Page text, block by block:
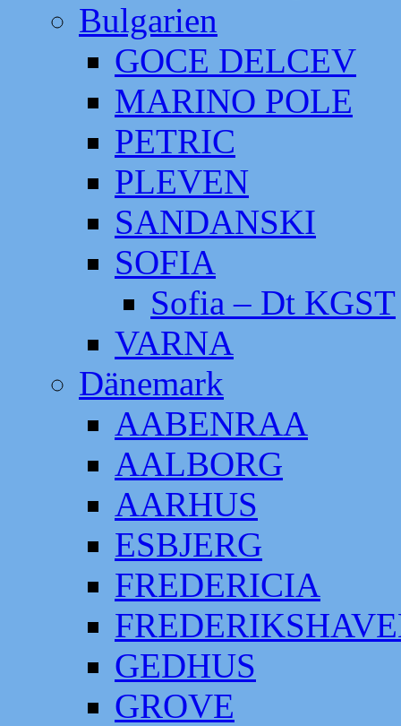
Bulgarien
GOCE DELCEV
MARINO POLE
PETRIC
PLEVEN
SANDANSKI
SOFIA
Sofia – Dt KGST
VARNA
Dänemark
AABENRAA
AALBORG
AARHUS
ESBJERG
FREDERICIA
GEDHUS
GROVE